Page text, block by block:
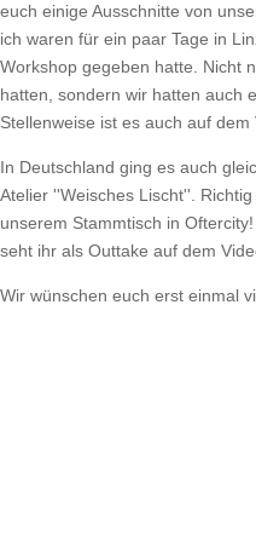
euch einige Ausschnitte von
ich waren für ein paar Tage in
Workshop gegeben hatte. Nicht
hatten, sondern wir hatten auch
Stellenweise ist es auch auf
In Deutschland ging es auch
Atelier ''Weisches Lischt''.
unserem Stammtisch in
seht ihr als Outtake auf dem
Wir wünschen euch erst einmal